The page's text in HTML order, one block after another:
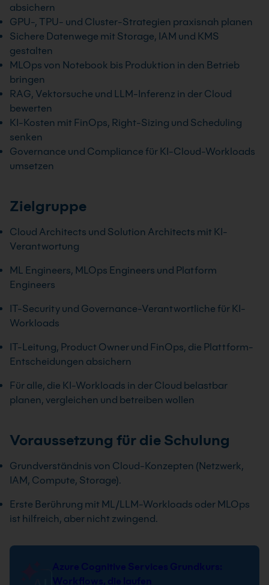
absichern
GPU-, TPU- und Cluster-Strategien praxisnah planen
Sichere Datenwege mit Storage, IAM und KMS
gestalten
MLOps von Notebook bis Produktion in den Betrieb
bringen
RAG, Vektorsuche und LLM-Inferenz in der Cloud
bewerten
KI-Kosten mit FinOps, Right-Sizing und Scheduling
senken
Governance und Compliance für KI-Cloud-Workloads
umsetzen
Zielgruppe
Cloud Architects und Solution Architects mit KI-
Verantwortung
ML Engineers, MLOps Engineers und Platform
Engineers
IT-Security und Governance-Verantwortliche für KI-
Workloads
IT-Leitung, Product Owner und FinOps, die Plattform-
Entscheidungen absichern
Für alle, die KI-Workloads in der Cloud belastbar
planen, vergleichen und betreiben wollen
Voraussetzung für die Schulung
Grundverständnis von Cloud-Konzepten (Netzwerk,
IAM, Compute, Storage).
Erste Berührung mit ML/LLM-Workloads oder MLOps
ist hilfreich, aber nicht zwingend.